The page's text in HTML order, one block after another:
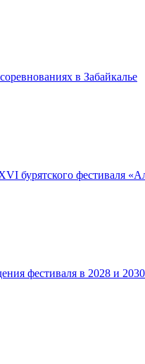
в Забайкалье
бурятского фестиваля
фестиваля в 2028 и